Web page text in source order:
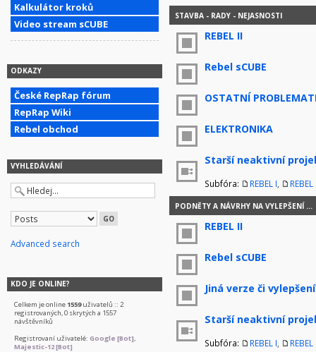
Kalkulátor kroků
Video stream sCUBE
ODKAZY
České RepRap fórum
RepRap Wiki
Rebel obchod
VYHLEDÁVÁNÍ
Advanced search
KDO JE ONLINE?
Celkem je online 1559uživatelů :: 2
registrovaných, 0 skrytých a 1557
návštěvníků
Registrovaní uživatelé: Google [Bot],
Majestic-12 [Bot]
STAVBA - RADY - NEJASNOSTI
REBEL II
Rebel sCUBE
OSTATNÍ
ELEKTRONIKA
Starší neaktivní
Subfóra: REBEL I REBEL
PODNĚTY A NÁVRHY NA VYLEPŠENÍ ...
REBEL II
Rebel sCUBE
Jiná verze či
Starší neaktivní
Subfóra: REBEL I REBEL